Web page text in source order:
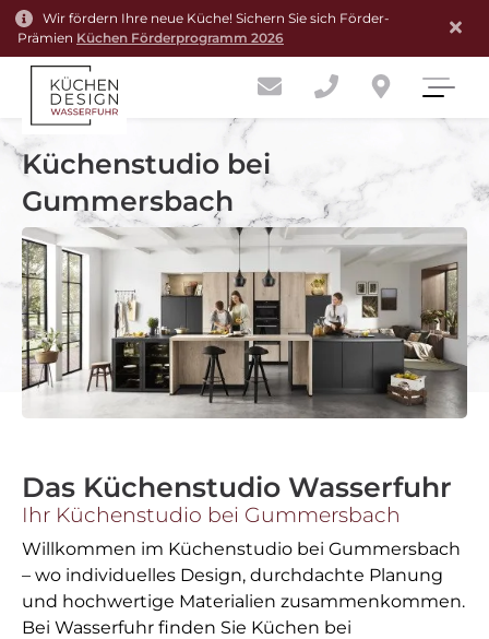
Wir fördern Ihre neue Küche! Sichern Sie sich Förder-
Prämien Küchen Förderprogramm 2026
Küchenstudio bei
Gummersbach
Das Küchenstudio Wasserfuhr
Ihr Küchenstudio bei Gummersbach
Willkommen im Küchenstudio bei Gummersbach
– wo individuelles Design, durchdachte Planung
und hochwertige Materialien zusammenkommen.
Bei Wasserfuhr finden Sie Küchen bei